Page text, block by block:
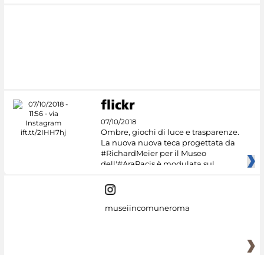
07/10/2018
Ombre, giochi di luce e trasparenze.
La nuova nuova teca progettata da
#RichardMeier per il Museo
dell'#AraPacis è modulata sul
museiincomuneroma